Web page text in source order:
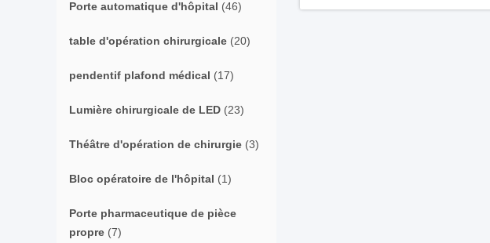
Porte automatique d'hôpital (46)
table d'opération chirurgicale (20)
pendentif plafond médical (17)
Lumière chirurgicale de LED (23)
Théâtre d'opération de chirurgie (3)
Bloc opératoire de l'hôpital (1)
Porte pharmaceutique de pièce
propre (7)